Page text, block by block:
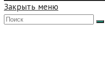
Закрыть меню